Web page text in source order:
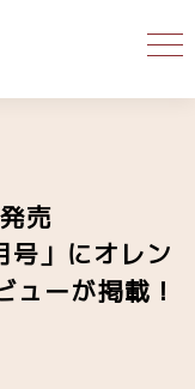
売
号」にオレン
ューが掲載！